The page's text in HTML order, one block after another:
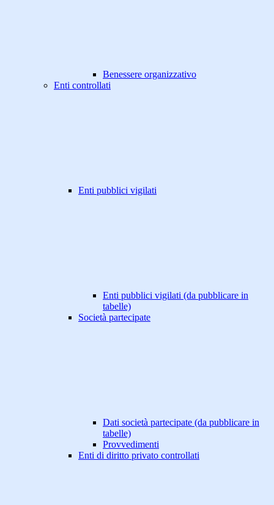
Benessere organizzativo
Enti controllati
Enti pubblici vigilati
Enti pubblici vigilati (da pubblicare in
tabelle)
Società partecipate
Dati società partecipate (da pubblicare in
tabelle)
Provvedimenti
Enti di diritto privato controllati